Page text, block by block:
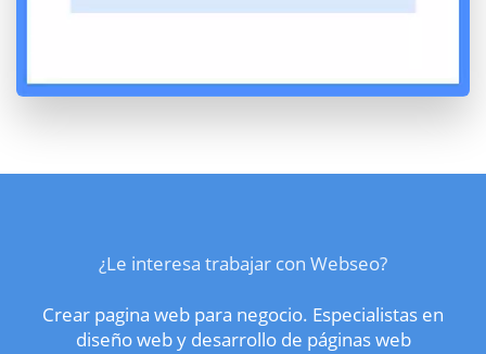
¿Le interesa trabajar con Webseo?
Crear pagina web para negocio. Especialistas en
diseño web y desarrollo de páginas web